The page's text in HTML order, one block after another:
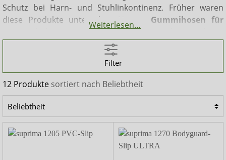
Schutz bei Harn- und Stuhlinkontinenz. Früher waren
diese Produkte unter dem Namen Gummihosen für
bekannt. Heute bestehen sie in der Regel aus
PVC- oder PU-Folie und sind in vielen Farben erhältlich.
Sie können mit verschiedenen Einlagen oder Vorlagen
kombiniert werden und eignen sich somit für alle Formen
und Schweregrade der Inkontinenz bei Erwachsenen. Die
Schutzhosensind waschbar und dadurch mehrfach
wiederverwendbar. Es gibt sie in speziellen Ausführungen
für Frauen und Männer, einige Modelle sind zudem unisex
tragbar.
PVC- und PU-Hosen
in Schlupfform lassen sich
wie normale Unterwäsche an- und ausziehen und
verfügen über verschweißte Seitennähte. Modelle mit
Weiterlesen…
Filter
12 Produkte sortiert nach Beliebtheit